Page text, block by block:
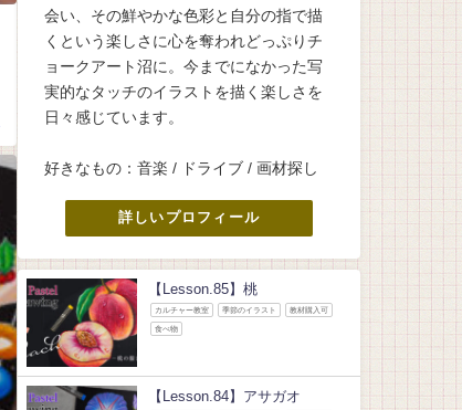
会い、その鮮やかな色彩と自分の指で描
くという楽しさに心を奪われどっぷりチ
ョークアート沼に。今までになかった写
実的なタッチのイラストを描く楽しさを
日々感じています。
好きなもの：音楽 / ドライブ / 画材探し
詳しいプロフィール
【Lesson.85】桃
カルチャー教室 季節のイラスト 教材購入可
食べ物
【Lesson.84】アサガオ